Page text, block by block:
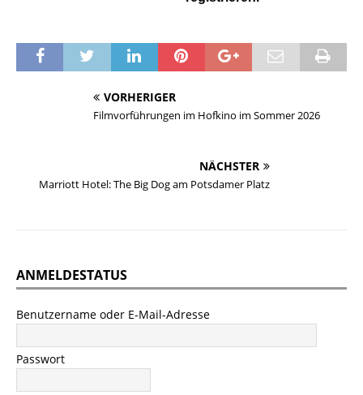
VORHERIGER
Filmvorführungen im Hofkino im Sommer 2026
NÄCHSTER
Marriott Hotel: The Big Dog am Potsdamer Platz
ANMELDESTATUS
Benutzername oder E-Mail-Adresse
Passwort